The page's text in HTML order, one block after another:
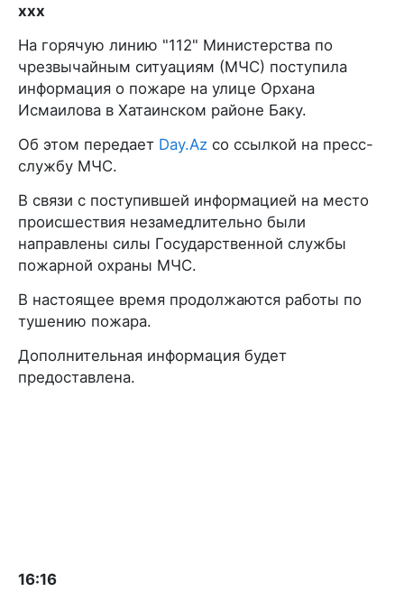
xxx
На горячую линию "112" Министерства по
чрезвычайным ситуациям (МЧС) поступила
информация о пожаре на улице Орхана
Исмаилова в Хатаинском районе Баку.
Об этом передает Day.Az со ссылкой на пресс-
службу МЧС.
В связи с поступившей информацией на место
происшествия незамедлительно были
направлены силы Государственной службы
пожарной охраны МЧС.
В настоящее время продолжаются работы по
тушению пожара.
Дополнительная информация будет
предоставлена.
16:16